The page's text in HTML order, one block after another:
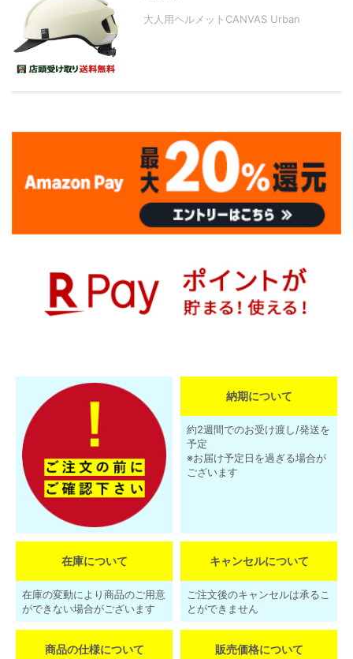
大人用ヘルメットCANVAS Urban
納期について
約2週間でのお受け渡し/発送を
予定
※お届け予定日を過ぎる場合が
ございます
在庫について
在庫の変動により商品のご用意
ができない場合がございます
キャンセルについて
ご注文後のキャンセルは承るこ
とができません
商品の仕様について 販売価格について